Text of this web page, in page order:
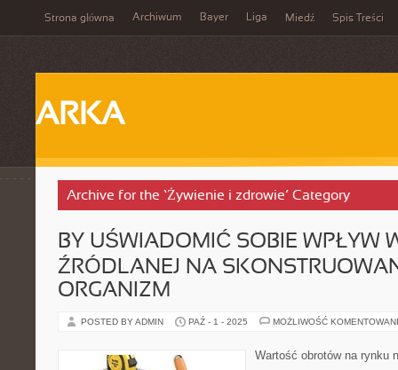
Strona główna Archiwum Bayer Liga Miedź Spis Treści
ARKA
Archive for the ‘Żywienie i zdrowie’ Category
BY UŚWIADOMIĆ SOBIE WPŁYW
ŹRÓDLANEJ NA
ORGANIZM
POSTED BY ADMIN PAŹ - 1 - 2025 MOŻLIWOŚĆ
Wartość obrotów na rynku